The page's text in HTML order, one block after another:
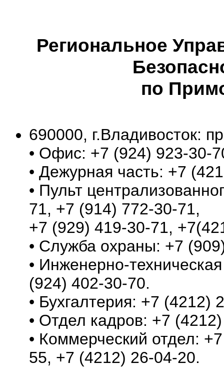
Региональное
по
690000, г.Владивосток:
• Офис: +7 (924) 923-30-
• Дежурная часть: +7
• Пульт
71, +7 (914) 772-30-71,
+7 (929) 419-30-71,
• Служба охраны: +7
• Инженерно-
(924) 402-30-70.
• Бухгалтерия: +7 (4212)
• Отдел кадров: +7
• Коммерческий отдел:
55, +7 (4212) 26-04-20.